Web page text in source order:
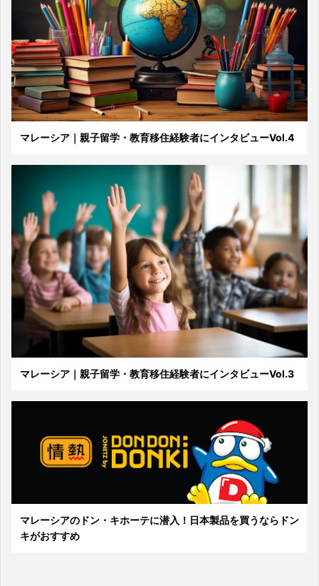
マレーシア｜親子留学・教育移住経験者にインタビューVol.4
マレーシア｜親子留学・教育移住経験者にインタビューVol.3
マレーシアのドン・キホーテに潜入！日本製品を買うならドン
キがおすすめ